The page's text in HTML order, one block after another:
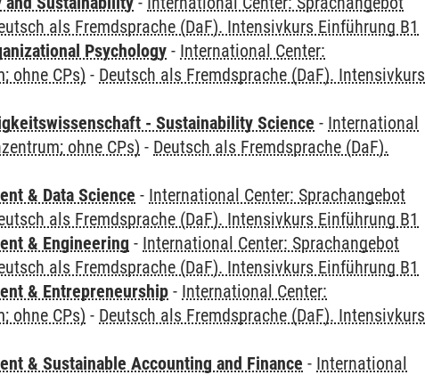
als Fremdsprache (DaF). Intensivkurs Einführung B1
Psychology - International Center:
ohne CPs) - Deutsch als Fremdsprache (DaF). Intensivkurs
- Sustainability Science - International
ohne CPs) - Deutsch als Fremdsprache (DaF).
& Data Science - International Center: Sprachangebot
als Fremdsprache (DaF). Intensivkurs Einführung B1
& Engineering - International Center: Sprachangebot
als Fremdsprache (DaF). Intensivkurs Einführung B1
& Entrepreneurship - International Center:
ohne CPs) - Deutsch als Fremdsprache (DaF). Intensivkurs
& Sustainable Accounting and Finance - International